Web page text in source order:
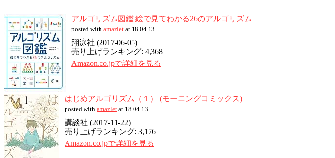
アルゴリズム図鑑 絵で見てわかる26のアルゴリズム
posted with amazlet at 18.04.13
翔泳社 (2017-06-05)
売り上げランキング: 4,368
Amazon.co.jpで詳細を見る
はじめアルゴリズム（１） (モーニングコミックス)
posted with amazlet at 18.04.13
講談社 (2017-11-22)
売り上げランキング: 3,176
Amazon.co.jpで詳細を見る